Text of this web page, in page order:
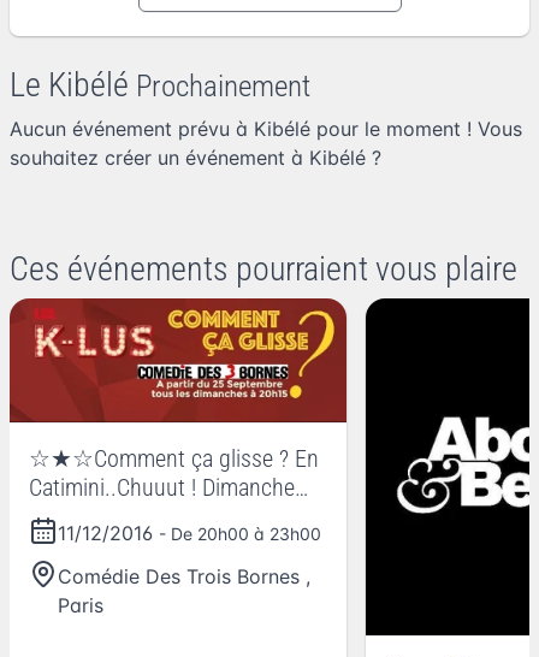
Le Kibélé Prochainement
Aucun événement prévu à Kibélé pour le moment ! Vous
souhaitez créer un événement à Kibélé ?
Ces événements pourraient vous plaire
☆★☆Comment ça glisse ? En
Catimini..Chuuut ! Dimanche
11☆★☆
11/12/2016 - De 20h00 à 23h00
Comédie Des Trois Bornes ,
Paris